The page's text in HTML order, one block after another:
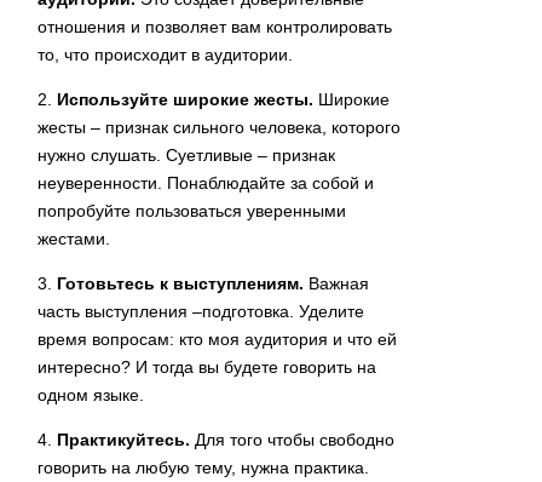
отношения и позволяет вам контролировать
то, что происходит в аудитории.
2. Используйте широкие жесты. Широкие
жесты – признак сильного человека, которого
нужно слушать. Суетливые – признак
неуверенности. Понаблюдайте за собой и
попробуйте пользоваться уверенными
жестами.
3. Готовьтесь к выступлениям. Важная
часть выступления –подготовка. Уделите
время вопросам: кто моя аудитория и что ей
интересно? И тогда вы будете говорить на
одном языке.
4. Практикуйтесь. Для того чтобы свободно
говорить на любую тему, нужна практика.